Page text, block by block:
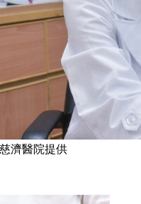
濟醫院提供